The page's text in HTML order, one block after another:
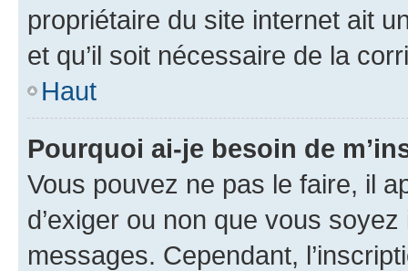
propriétaire du site internet ait
et qu’il soit nécessaire de la
Haut
Pourquoi ai-je besoin de
Vous pouvez ne pas le faire, il
d’exiger ou non que vous
messages. Cependant,